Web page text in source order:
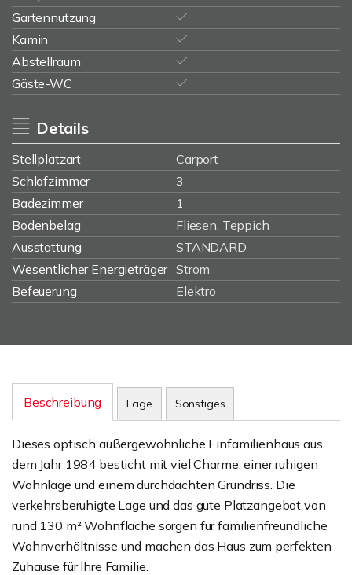
Gartennutzung
Kamin
Abstellraum
Gäste-WC
Details
Stellplatzart
Carport
Schlafzimmer
3
Badezimmer
1
Bodenbelag
Fliesen, Teppich
Ausstattung
STANDARD
Wesentlicher Energieträger Strom
Befeuerung
Elektro
Beschreibung Lage Sonstiges
Dieses optisch außergewöhnliche Einfamilienhaus aus
dem Jahr 1984 besticht mit viel Charme, einer ruhigen
Wohnlage und einem durchdachten Grundriss. Die
verkehrsberuhigte Lage und das gute Platzangebot von
rund 130 m² Wohnfläche sorgen für familienfreundliche
Wohnverhältnisse und machen das Haus zum perfekten
Zuhause für Ihre Familie.